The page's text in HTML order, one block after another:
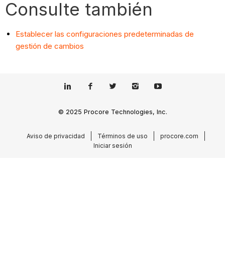
Consulte también
Establecer las configuraciones predeterminadas de
gestión de cambios
© 2025 Procore Technologies, Inc.
Aviso de privacidad Términos de uso
procore.com
Iniciar sesión